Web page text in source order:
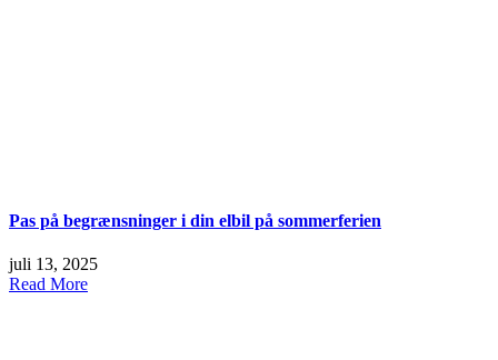
Pas på begrænsninger i din elbil på sommerferien
juli 13, 2025
Read More